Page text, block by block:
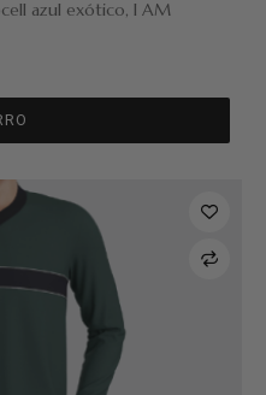
azul exótico, I AM